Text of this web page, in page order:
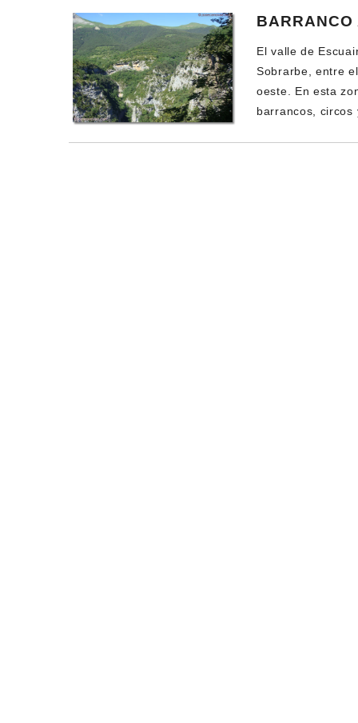
BARRANCO
El valle de
Sobrarbe, entre
oeste. En esta
barrancos,